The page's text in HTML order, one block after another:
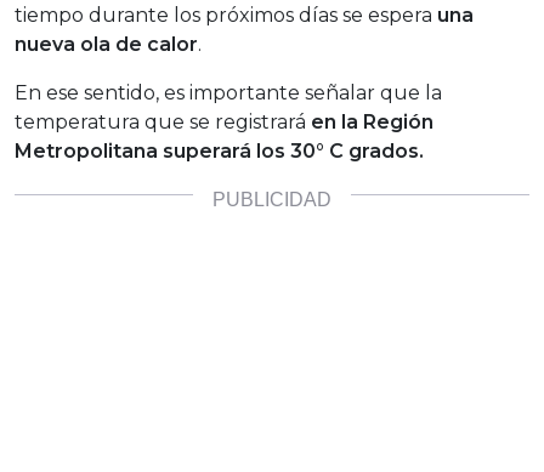
tiempo durante los próximos días se espera una
nueva ola de calor.
En ese sentido, es importante señalar que la
temperatura que se registrará en la Región
Metropolitana superará los 30° C grados.